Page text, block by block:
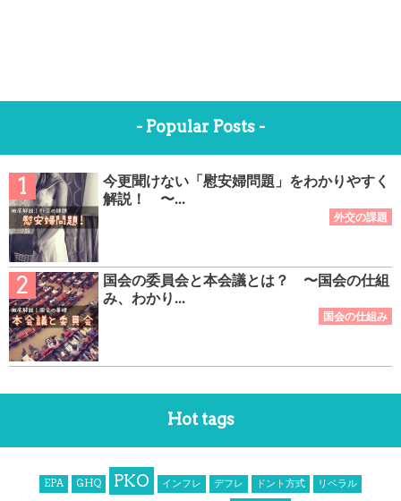
- Popular Posts -
今更聞けない「慰安婦問題」をわかりやすく
解説！ 〜...
国会の委員会と本会議とは？ 〜国会の仕組
み、わかり...
Hot tags
EPA GHQ PKO インフレ デフレ ドント方式 リベラル